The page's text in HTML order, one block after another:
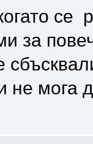
се
за
мога